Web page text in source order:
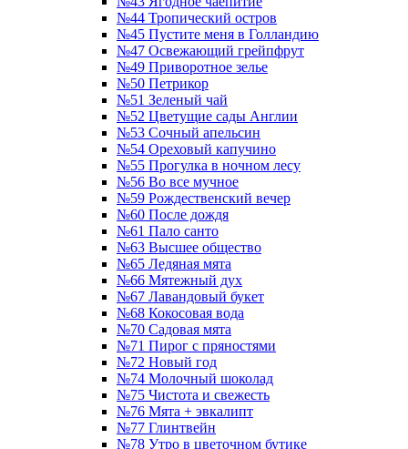
№44 Тропический остров
№45 Пустите меня в Голландию
№47 Освежающий грейпфрут
№49 Приворотное зелье
№50 Петрикор
№51 Зеленый чай
№52 Цветущие сады Англии
№53 Сочный апельсин
№54 Ореховый капучино
№55 Прогулка в ночном лесу
№56 Во все мучное
№59 Рождественский вечер
№60 После дождя
№61 Пало санто
№63 Высшее общество
№65 Ледяная мята
№66 Мятежный дух
№67 Лавандовый букет
№68 Кокосовая вода
№70 Садовая мята
№71 Пирог с пряностями
№72 Новый год
№74 Молочный шоколад
№75 Чистота и свежесть
№76 Мята + эвкалипт
№77 Глинтвейн
№78 Утро в цветочном бутике